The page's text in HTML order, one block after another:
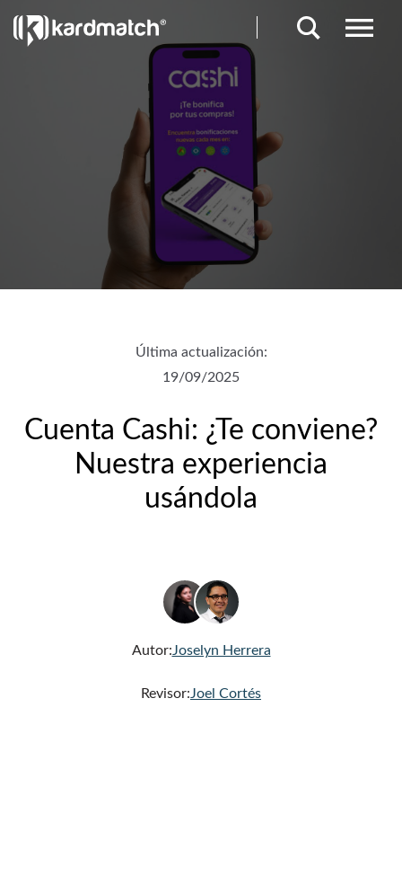
Última actualización:
19/09/2025
Cuenta Cashi: ¿Te conviene?
Nuestra experiencia
usándola
Autor:Joselyn Herrera
Revisor:Joel Cortés